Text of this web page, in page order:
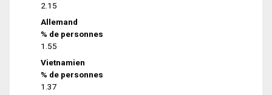
2.15
Allemand
% de personnes
1.55
Vietnamien
% de personnes
1.37